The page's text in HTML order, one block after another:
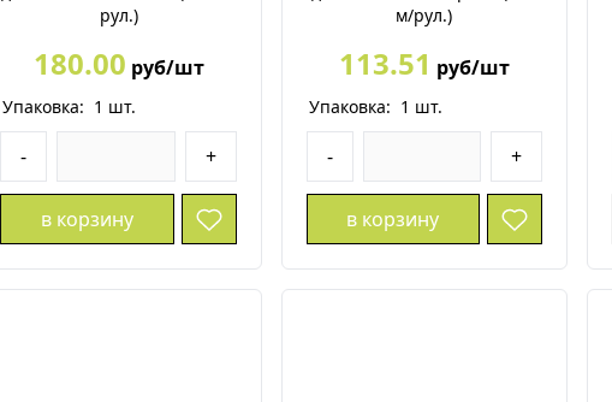
рул.)
180.00 руб/шт
Упаковка: 1 шт.
- +
в корзину
м/рул.)
113.51 руб/шт
Упаковка: 1 шт.
- +
в корзину